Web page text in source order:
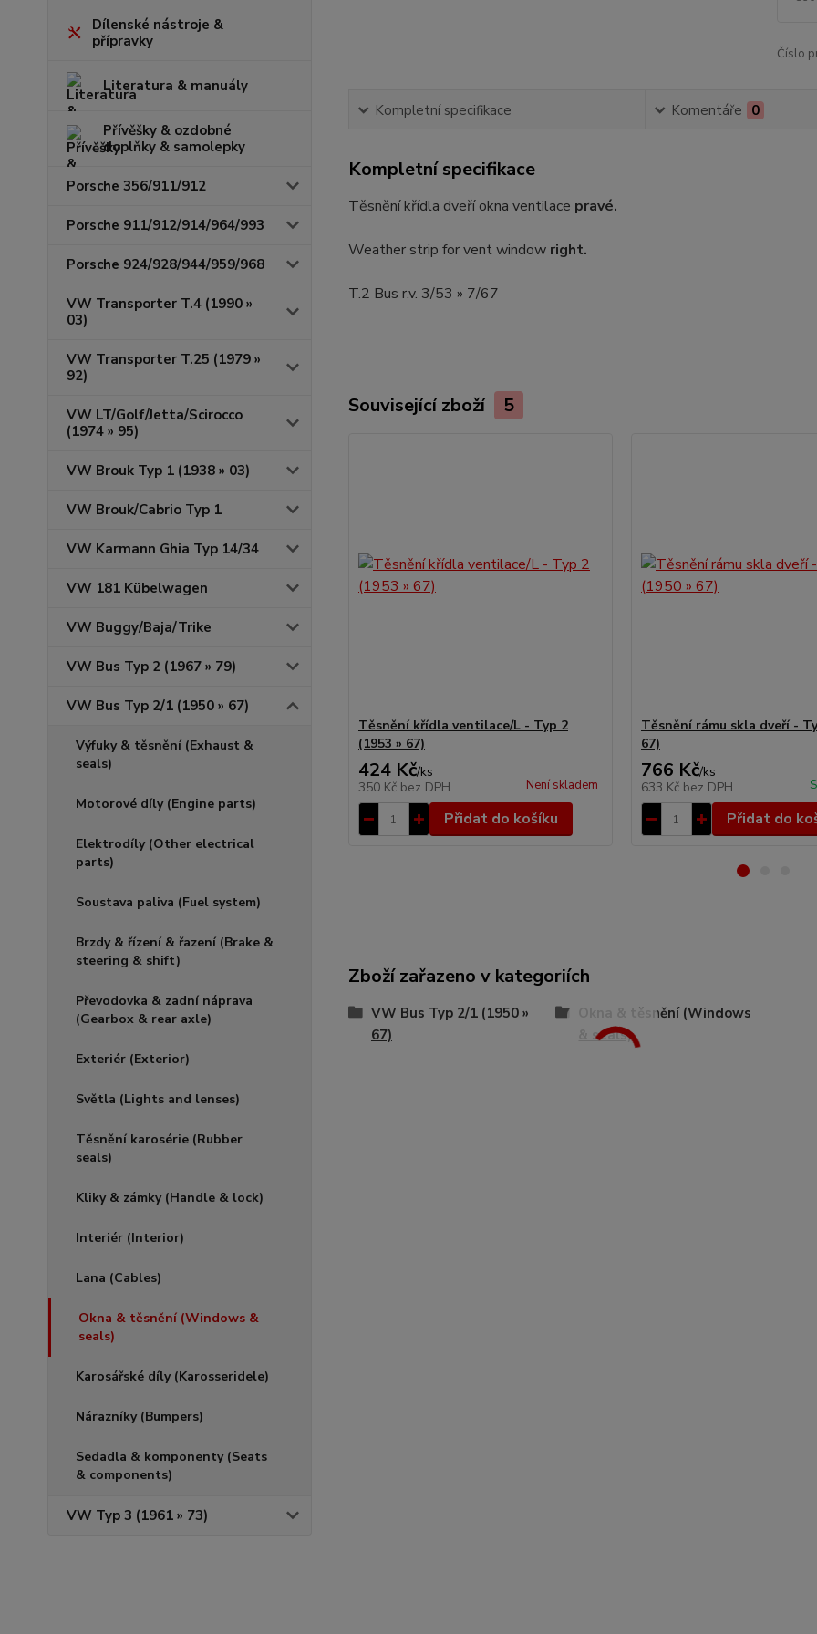
Dílenské nástroje &
přípravky
Literatura & manuály
Přívěšky & ozdobné
doplňky & samolepky
Porsche 356/911/912
Porsche 911/912/914/964/993
Porsche 924/928/944/959/968
VW Transporter T.4 (1990 »
03)
VW Transporter T.25 (1979 »
92)
VW LT/Golf/Jetta/Scirocco
(1974 » 95)
VW Brouk Typ 1 (1938 » 03)
VW Brouk/Cabrio Typ 1
VW Karmann Ghia Typ 14/34
VW 181 Kübelwagen
VW Buggy/Baja/Trike
VW Bus Typ 2 (1967 » 79)
VW Bus Typ 2/1 (1950 » 67)
Výfuky & těsnění (Exhaust &
seals)
Motorové díly (Engine parts)
Elektrodíly (Other electrical
parts)
Soustava paliva (Fuel system)
Brzdy & řízení & řazení (Brake &
steering & shift)
Převodovka & zadní náprava
(Gearbox & rear axle)
Exteriér (Exterior)
Světla (Lights and lenses)
Těsnění karosérie (Rubber
seals)
Kliky & zámky (Handle & lock)
Interiér (Interior)
Lana (Cables)
Okna & těsnění (Windows &
seals)
Karosářské díly (Karosseridele)
Nárazníky (Bumpers)
Sedadla & komponenty (Seats
& components)
VW Typ 3 (1961 » 73)
Číslo
Kompletní specifikace Komentáře 0
Kompletní specifikace
Těsnění křídla dveří okna ventilace pravé.
Weather strip for vent window right.
T.2 Bus r.v. 3/53 » 7/67
Související zboží 5
Těsnění křídla ventilace/L - Typ 2
(1953 » 67)
424 Kč/ks
350 Kč bez DPH Není skladem
Přidat do košíku
Těsnění rámu skla dveří -
67)
766 Kč/ks
633 Kč bez DPH
Přidat do
Zboží zařazeno v kategoriích
VW Bus Typ 2/1 (1950 »
67)
Okna & těsnění (Windows
& seals)